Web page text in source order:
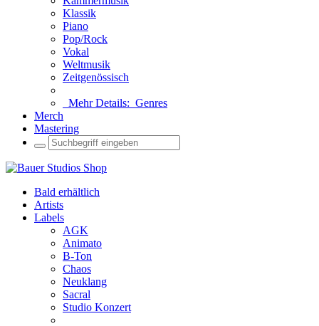
Klassik
Piano
Pop/Rock
Vokal
Weltmusik
Zeitgenössisch
Mehr Details: Genres
Merch
Mastering
Bald erhältlich
Artists
Labels
AGK
Animato
B-Ton
Chaos
Neuklang
Sacral
Studio Konzert